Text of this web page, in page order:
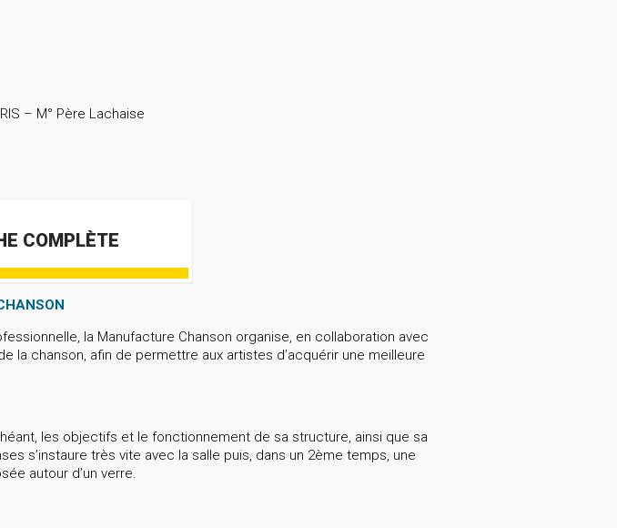
– M° Père Lachaise
COMPLÈTE
la Manufacture Chanson organise, en collaboration avec
la chanson, afin de permettre aux artistes d’acquérir une meilleure
les objectifs et le fonctionnement de sa structure, ainsi que sa
s’instaure très vite avec la salle puis, dans un 2ème temps, une
autour d’un verre.